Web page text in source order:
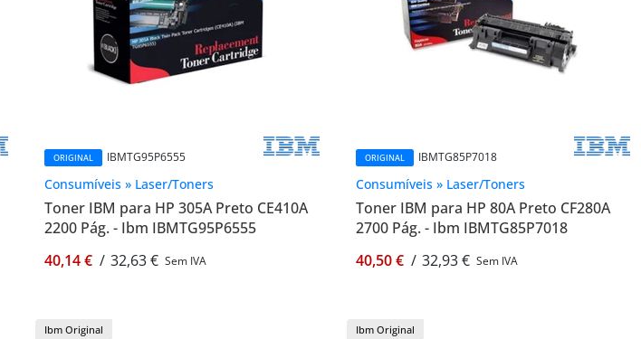
ORIGINAL IBMTG95P6555
Consumíveis » Laser/Toners
Toner IBM para HP 305A Preto CE410A
2200 Pág. - Ibm IBMTG95P6555
40,14 € / 32,63 € Sem IVA
ORIGINAL IBMTG85P7018
Consumíveis » Laser/Toners
Toner IBM para HP 80A Preto CF280A
2700 Pág. - Ibm IBMTG85P7018
40,50 € / 32,93 € Sem IVA
Ibm Original Ibm Original